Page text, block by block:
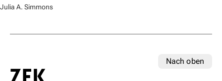
Julia A. Simmons
Nach oben